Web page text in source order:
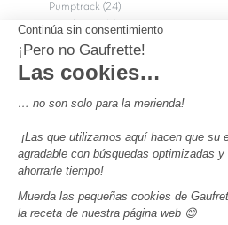
Pumptrack (24)
Puy du Fou (2)
Semana Santa (17)
tripadvisor Traveler’s Choice 2026 (43)
Campings de 4 estrellas en Francia
Los camping con piscinas en Francia
Camping Barcelona
Camping Murcia
Camping Costa Brava
Camping Costa daurada